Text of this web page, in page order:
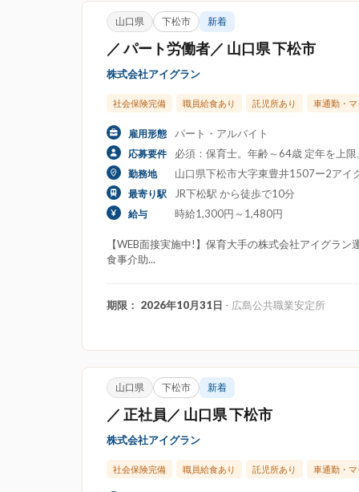
山口県 下松市 新着
／ パート労働者／ 山口県 下松市
株式会社アイグラン
社会保険完備 職員給食あり 託児所あり 車通勤・
雇用形態 パート・アルバイト
応募要件 必須：保育士。年齢～64歳 定年を上
勤務地 山口県下松市大字東豊井1507ー2アイ
最寄り駅 JR下松駅 から徒歩で10分
給与 時給1,300円～1,480円
【WEB面接実施中!】保育大手の株式会社アイグラ
食事介助...
期限： 2026年10月31日 - 広島公共職業安定所
山口県 下松市 新着
／ 正社員／ 山口県 下松市
株式会社アイグラン
社会保険完備 職員給食あり 託児所あり 車通勤・